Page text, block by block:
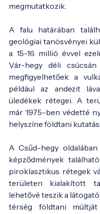
megmutatkozik.
A falu határában
geológiai tanösvényei
a 15-16 millió évvel
Vár-hegy déli
megfigyelhetőek a
például az andezit
üledékek rétegei. A
már 1975-ben védetté
helyszíne földtani
A Csűd-hegy
képződmények
piroklasztikus rétegek
területen kialakított
lehetővé teszik a
térség földtani